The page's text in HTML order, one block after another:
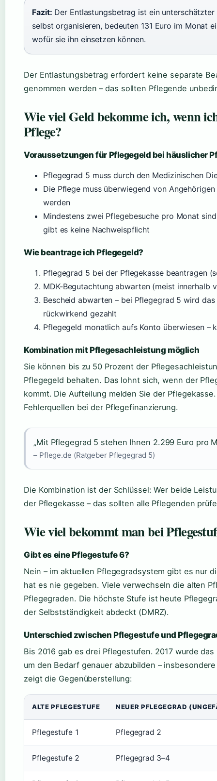
Fazit: Der Entlastungsbetrag ist ein
selbst organisieren, bedeuten 131 Euro im Monat
wofür sie ihn einsetzen können.
Der Entlastungsbetrag erfordert keine separate
genommen werden – das sollten Pflegende
Wie viel Geld bekomme ich, wenn
Pflege?
Voraussetzungen für Pflegegeld bei häuslicher
Pflegegrad 5 muss durch den Medizinischen
Die Pflege muss überwiegend von
werden
Mindestens zwei Pflegebesuche pro Monat
gibt es keine Nachweispflicht
Wie beantrage ich Pflegegeld?
Pflegegrad 5 bei der Pflegekasse beantragen
MDK-Begutachtung abwarten (meist innerhalb
Bescheid abwarten – bei Pflegegrad 5 wird
rückwirkend gezahlt
Pflegegeld monatlich aufs Konto überwiesen –
Kombination mit Pflegesachleistung möglich
Sie können bis zu 50 Prozent der
Pflegegeld behalten. Das lohnt sich, wenn der
kommt. Die Aufteilung melden Sie der
Fehlerquellen bei der Pflegefinanzierung.
„Mit Pflegegrad 5 stehen Ihnen 2.299 Euro pro
– Pflege.de (Ratgeber Pflegegrad 5)
Die Kombination ist der Schlüssel: Wer beide
der Pflegekasse – das sollten alle Pflegenden
Wie viel bekommt man bei
Gibt es eine Pflegestufe 6?
Nein – im aktuellen Pflegegradsystem gibt es nur
hat es nie gegeben. Viele verwechseln die alten
Pflegegraden. Die höchste Stufe ist heute
der Selbstständigkeit abdeckt (DMRZ).
Unterschied zwischen Pflegestufe und
Bis 2016 gab es drei Pflegestufen. 2017 wurde
um den Bedarf genauer abzubilden –
zeigt die Gegenüberstellung:
ALTE PFLEGESTUFE NEUER PFLEGEGRAD
Pflegestufe 1 Pflegegrad 2
Pflegestufe 2 Pflegegrad 3–4